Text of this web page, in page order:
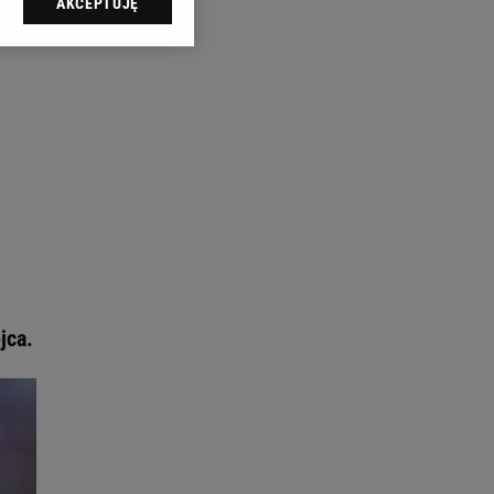
sp. z o.o., jej
swoje preferencje
celów identyfikacji.